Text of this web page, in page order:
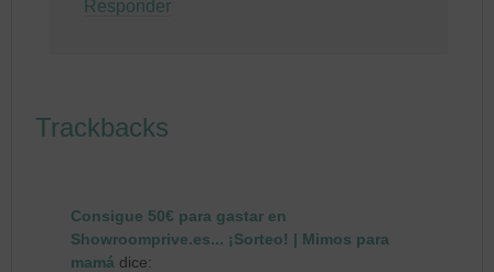
Responder
Trackbacks
Consigue 50€ para gastar en
Showroomprive.es... ¡Sorteo! | Mimos para
mamá dice: